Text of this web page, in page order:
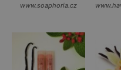
www.soaphoria.cz